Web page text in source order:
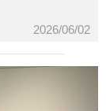
2026/06/02